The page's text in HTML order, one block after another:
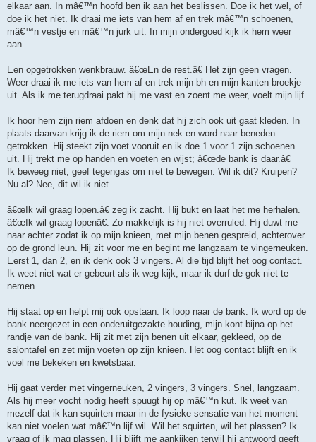
elkaar aan. In mâ€™n hoofd ben ik aan het beslissen. Doe ik het wel, of
doe ik het niet. Ik draai me iets van hem af en trek mâ€™n schoenen,
mâ€™n vestje en mâ€™n jurk uit. In mijn ondergoed kijk ik hem weer
aan.
Een opgetrokken wenkbrauw. â€œEn de rest.â€ Het zijn geen vragen.
Weer draai ik me iets van hem af en trek mijn bh en mijn kanten broekje
uit. Als ik me terugdraai pakt hij me vast en zoent me weer, voelt mijn lijf.
Ik hoor hem zijn riem afdoen en denk dat hij zich ook uit gaat kleden. In
plaats daarvan krijg ik de riem om mijn nek en word naar beneden
getrokken. Hij steekt zijn voet vooruit en ik doe 1 voor 1 zijn schoenen
uit. Hij trekt me op handen en voeten en wijst; â€œde bank is daar.â€
Ik beweeg niet, geef tegengas om niet te bewegen. Wil ik dit? Kruipen?
Nu al? Nee, dit wil ik niet.
â€œIk wil graag lopen.â€ zeg ik zacht. Hij bukt en laat het me herhalen.
â€œIk wil graag lopenâ€. Zo makkelijk is hij niet overruled. Hij duwt me
naar achter zodat ik op mijn knieen, met mijn benen gespreid, achterover
op de grond leun. Hij zit voor me en begint me langzaam te vingerneuken.
Eerst 1, dan 2, en ik denk ook 3 vingers. Al die tijd blijft het oog contact.
Ik weet niet wat er gebeurt als ik weg kijk, maar ik durf de gok niet te
nemen.
Hij staat op en helpt mij ook opstaan. Ik loop naar de bank. Ik word op de
bank neergezet in een onderuitgezakte houding, mijn kont bijna op het
randje van de bank. Hij zit met zijn benen uit elkaar, gekleed, op de
salontafel en zet mijn voeten op zijn knieen. Het oog contact blijft en ik
voel me bekeken en kwetsbaar.
Hij gaat verder met vingerneuken, 2 vingers, 3 vingers. Snel, langzaam.
Als hij meer vocht nodig heeft spuugt hij op mâ€™n kut. Ik weet van
mezelf dat ik kan squirten maar in de fysieke sensatie van het moment
kan niet voelen wat mâ€™n lijf wil. Wil het squirten, wil het plassen? Ik
vraag of ik mag plassen. Hij blijft me aankijken terwijl hij antwoord geeft